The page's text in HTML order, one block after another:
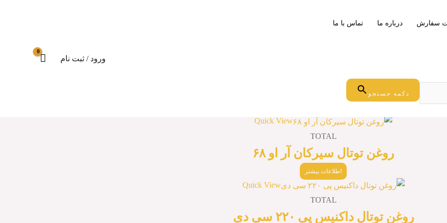
سفارش درباره ما تماس با ما
دکمه جستجو
ورود / ثبت نام
Quick View
TOTAL
روغن توتال سیرکان آر او ۶۸
اطلاعات بیشتر
Quick View
TOTAL
روغن توتال داکنیس پی ۲۲۰ سی دی